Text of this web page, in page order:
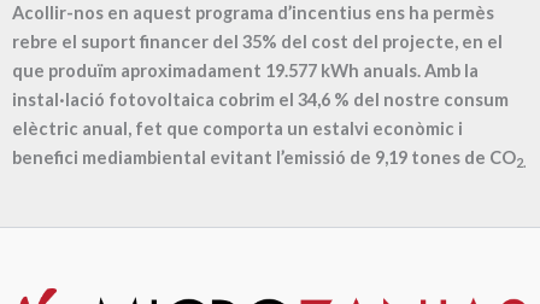
Acollir-nos en aquest programa d’incentius ens ha permès
rebre el suport financer del 35% del cost del projecte, en el
que produïm aproximadament 19.577 kWh anuals. Amb la
instal·lació fotovoltaica cobrim el 34,6 % del nostre consum
elèctric anual, fet que comporta un estalvi econòmic i
benefici mediambiental evitant l’emissió de 9,19 tones de CO2.